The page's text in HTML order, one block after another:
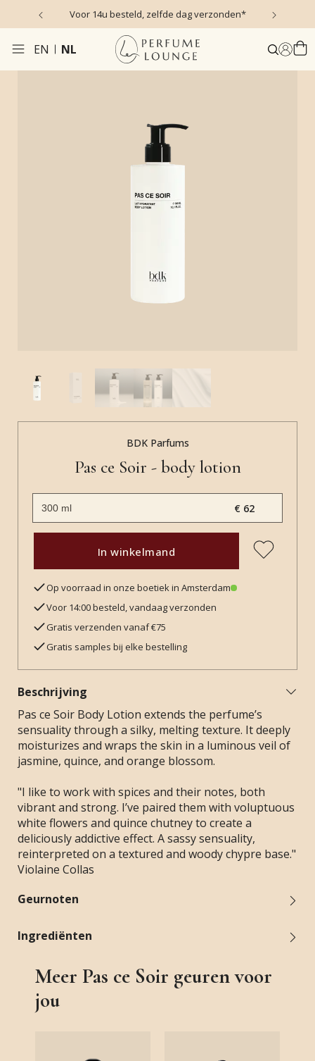
Voor 14u besteld, zelfde dag verzonden*
EN NL
BDK Parfums
Pas ce Soir - body lotion
€ 62
In winkelmand
Op voorraad in onze boetiek in Amsterdam
Voor 14:00 besteld, vandaag verzonden
Gratis verzenden vanaf €75
Gratis samples bij elke bestelling
Beschrijving
Pas ce Soir Body Lotion extends the perfume’s
sensuality through a silky, melting texture. It deeply
moisturizes and wraps the skin in a luminous veil of
jasmine, quince, and orange blossom.
"I like to work with spices and their notes, both
vibrant and strong. I’ve paired them with voluptuous
white flowers and quince chutney to create a
deliciously addictive effect. A sassy sensuality,
reinterpreted on a textured and woody chypre base."
Violaine Collas
Geurnoten
Ingrediënten
Meer Pas ce Soir geuren voor
jou